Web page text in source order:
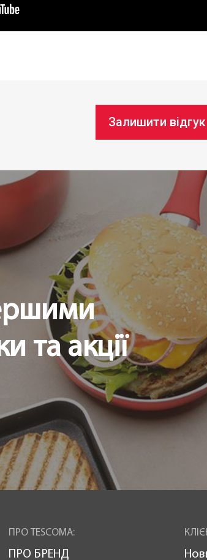
Залишити відгук
та акції
ПРО TESCOMA:
ПРО БРЕНД